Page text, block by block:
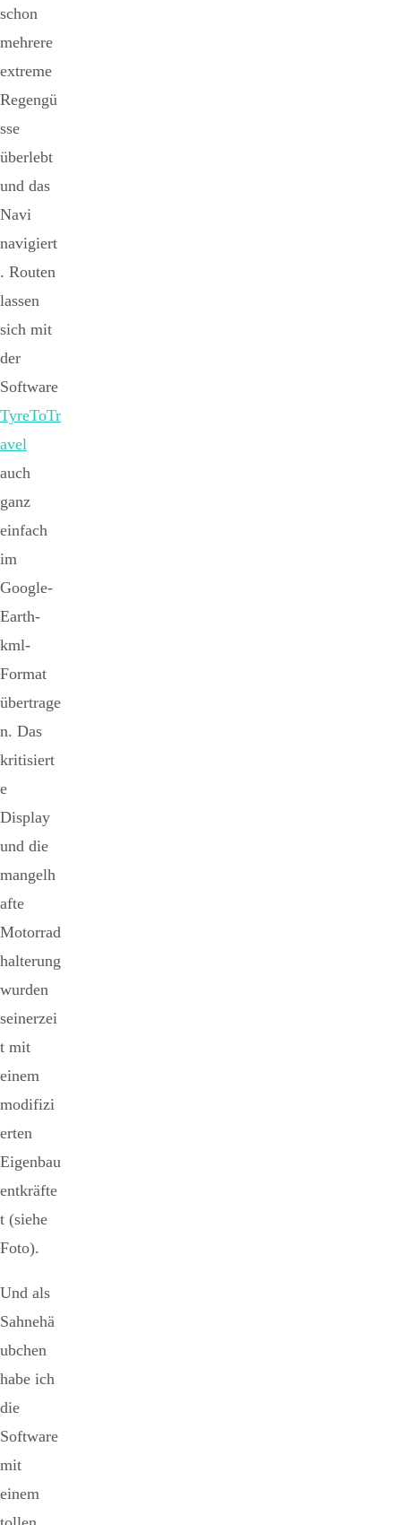
schon
mehrere
extreme
Regengü
sse
überlebt
und das
Navi
navigiert
. Routen
lassen
sich mit
der
Software
TyreToTr
avel
auch
ganz
einfach
im
Google-
Earth-
kml-
Format
übertrage
n. Das
kritisiert
e
Display
und die
mangelh
afte
Motorrad
halterung
wurden
seinerzei
t mit
einem
modifizi
erten
Eigenbau
entkräfte
t (siehe
Foto).
Und als
Sahnehä
ubchen
habe ich
die
Software
mit
einem